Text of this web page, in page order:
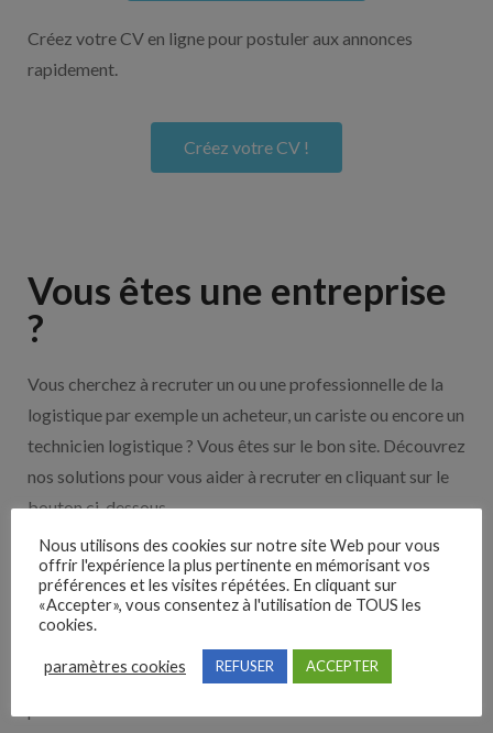
Créez votre CV en ligne pour postuler aux annonces
rapidement.
Créez votre CV !
Vous êtes une entreprise
?
Vous cherchez à recruter un ou une professionnelle de la
logistique par exemple un acheteur, un cariste ou encore un
technicien logistique ? Vous êtes sur le bon site. Découvrez
nos solutions pour vous aider à recruter en cliquant sur le
bouton ci-dessous.
Nos solutions entreprises
Découvrez nos partenaires ! Moteurs de recherches,
multidiffuseurs, sites payant… nombreux sont nos
Nous utilisons des cookies sur notre site Web pour vous
offrir l'expérience la plus pertinente en mémorisant vos
préférences et les visites répétées. En cliquant sur
«Accepter», vous consentez à l'utilisation de TOUS les
cookies.
paramètres cookies REFUSER ACCEPTER